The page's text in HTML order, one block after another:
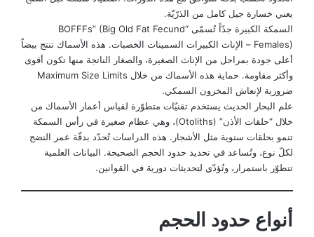
يعني خسارة جيل كامل من الذرّيّة.
السمكة الكبيرة جدّاً تُسمّى “BOFFFs” (Big Old Fat Fecund
Females) – الإناث الكبيرات السمينات الخصبات. هذه الأسماك تنتج بيضاً
أعلى جودة بمراحل من الإناث الصغيرة، والصغار الناتجة منها تكون أقوى
وأكثر مقاومة. حماية هذه الأسماك من خلال Maximum Size Limits
ضرورية لإنعاش المخزون السمكي.
علم البحار الحديث يستخدم تقنيّات متطوّرة لقياس أعمار الأسماك من
خلال “حلقات الأذن” (Otoliths)، وهي عظام صغيرة في رأس السمكة
تنمو بحلقات سنوية مثل الأشجار. هذه الدراسات تُحدّد بدقّة عمر النضج
لكلّ نوع، وتُساعد في تحديد حدود الحجم الصحيحة. البيانات العلمية
تتطوّر باستمرار، وتُؤدّي لتحديثات دورية في القوانين.
أنواع حدود الحجم